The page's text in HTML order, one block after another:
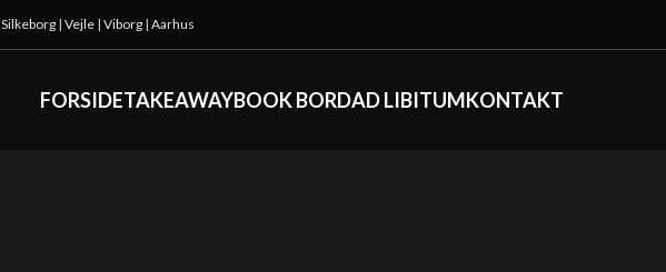
Silkeborg | Vejle | Viborg | Aarhus
FORSIDETAKEAWAYBOOK BORDAD LIBITUMKONTAKT